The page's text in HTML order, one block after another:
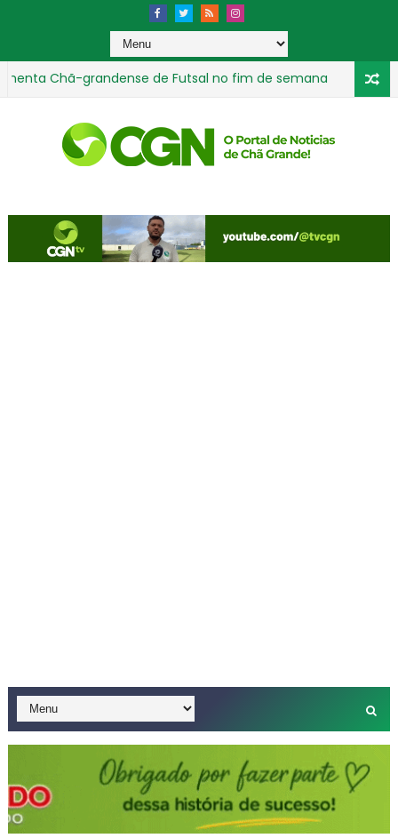
Chã-grandense de Futsal no fim de semana